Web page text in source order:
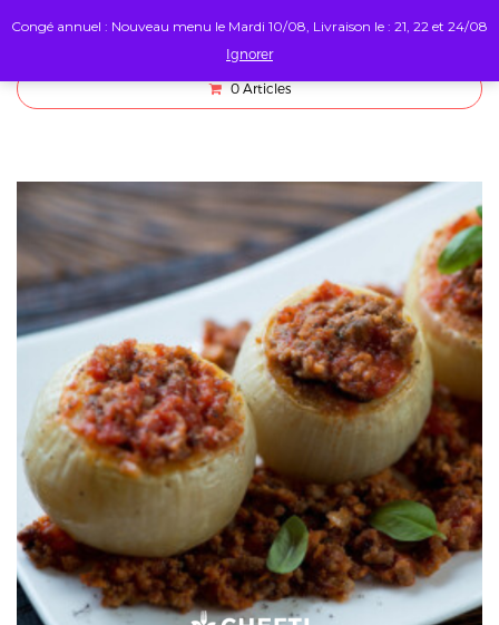
0 Articles
Congé annuel : Nouveau menu le Mardi 10/08, Livraison le : 21, 22 et 24/08
Ignorer